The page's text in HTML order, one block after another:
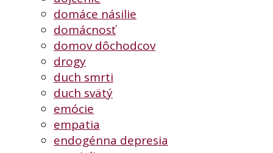
domáce násilie
domácnosť
domov dôchodcov
drogy
duch smrti
duch svätý
emócie
empatia
endogénna depresia